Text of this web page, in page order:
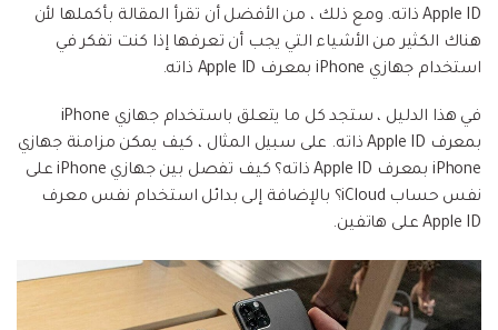
نقل WhatsApp
تعقب الموقع
إعادة ضبط المصنع.
MobileTrans App
الأجهزة.
Status Saver for WhatsApp
حفاظ الحالة ، وقراءة الدردشات المحذوفة، واستخدام
Apple ID ذاته. ومع ذلك ، من الأفضل أن تقرأ المقالة بأكملها لأن
هناك الكثير من الأشياء التي يجب أن تعرفها إذا كنت تفكر في
استخدام جهازي iPhone بمعرف Apple ID ذاته.
في هذا الدليل ، ستجد كل ما يتعلق باستخدام جهازي iPhone
بمعرف Apple ID ذاته. على سبيل المثال ، كيف يمكن مزامنة جهازي
iPhone بمعرف Apple ID ذاته؟ كيف تفصل بين جهازي iPhone على
نفس حساب iCloud؟ بالإضافة إلى بدائل استخدام نفس معرف
Apple ID على هاتفين.